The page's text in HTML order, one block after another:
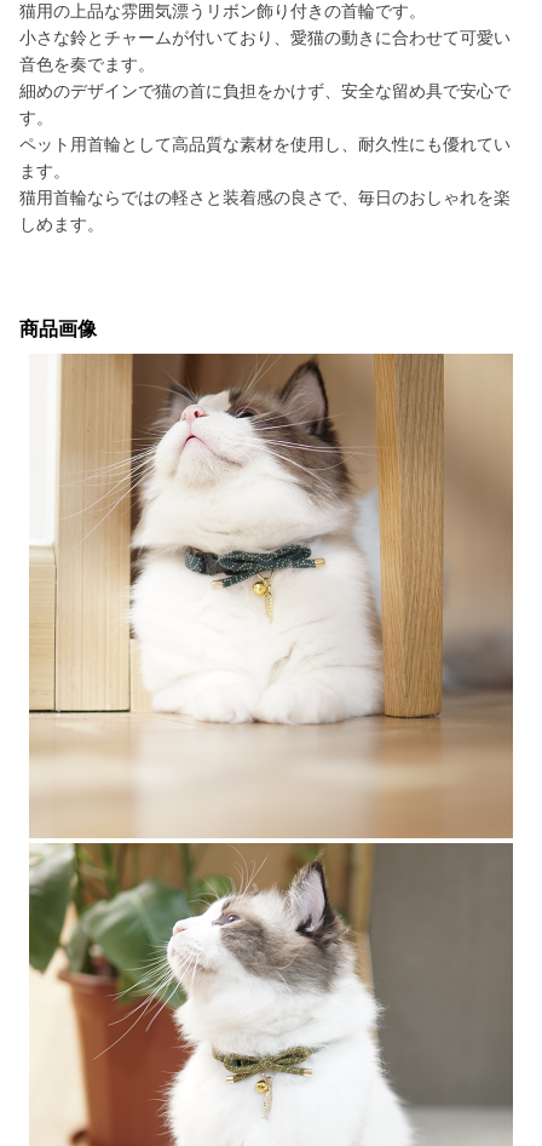
猫用の上品な雰囲気漂うリボン飾り付きの首輪です。
小さな鈴とチャームが付いており、愛猫の動きに合わせて可愛い
音色を奏でます。
細めのデザインで猫の首に負担をかけず、安全な留め具で安心で
す。
ペット用首輪として高品質な素材を使用し、耐久性にも優れてい
ます。
猫用首輪ならではの軽さと装着感の良さで、毎日のおしゃれを楽
しめます。
商品画像